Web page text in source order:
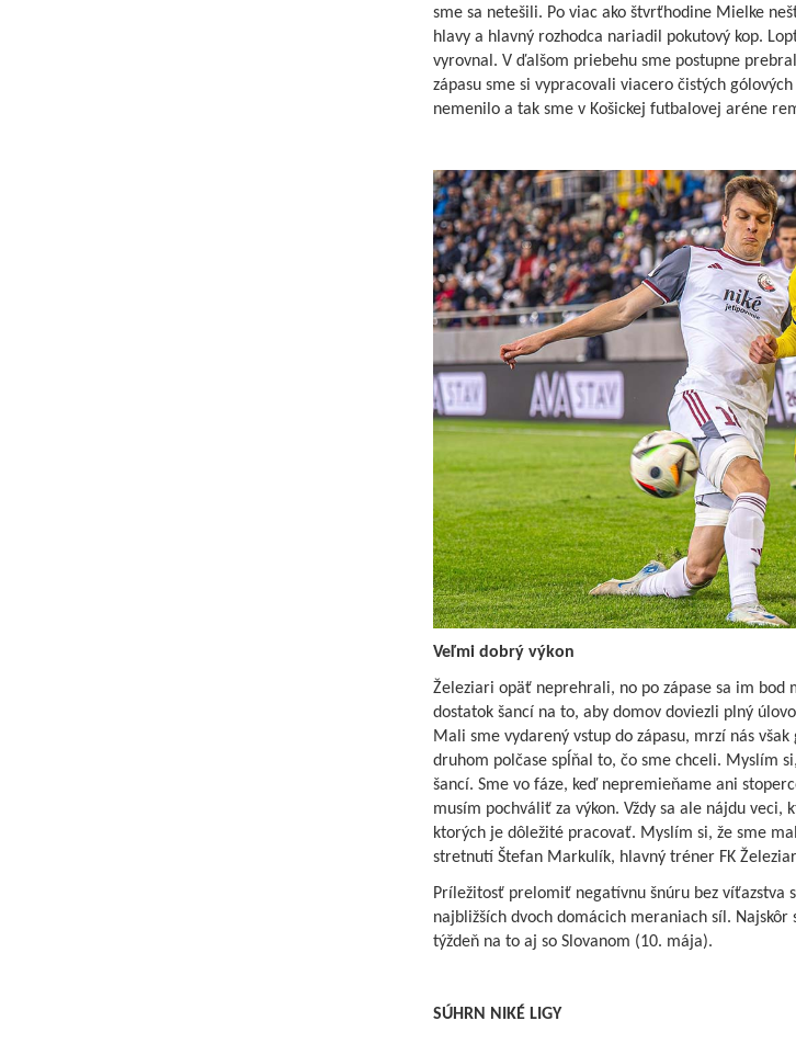
sme sa netešili. Po viac ako štvrťhodine Mielke
hlavy a hlavný rozhodca nariadil pokutový kop.
vyrovnal. V ďalšom priebehu sme postupne
zápasu sme si vypracovali viacero čistých
nemenilo a tak sme v Košickej futbalovej aréne
Veľmi dobrý výkon
Železiari opäť neprehrali, no po zápase sa im bod
dostatok šancí na to, aby domov doviezli plný
Mali sme vydarený vstup do zápasu, mrzí nás však
druhom polčase spĺňal to, čo sme chceli. Myslím
šancí. Sme vo fáze, keď nepremieňame ani
musím pochváliť za výkon. Vždy sa ale nájdu veci,
ktorých je dôležité pracovať. Myslím si, že sme
stretnutí Štefan Markulík, hlavný tréner FK
Príležitosť prelomiť negatívnu šnúru bez víťazstva
najbližších dvoch domácich meraniach síl. Najskôr
týždeň na to aj so Slovanom (10. mája).
SÚHRN NIKÉ LIGY